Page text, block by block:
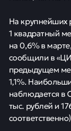
Решение
учреждениями
процентным
застройщикам
то же время
средние цены,
менее, чем на